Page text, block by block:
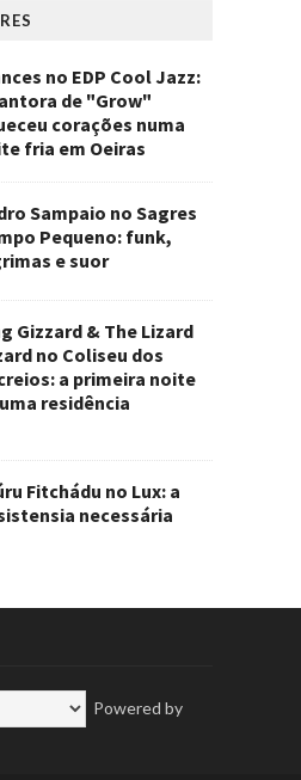
no EDP Cool Jazz:
de "Grow"
corações numa
fria em Oeiras
Sampaio no Sagres
Pequeno: funk,
e suor
Gizzard & The Lizard
no Coliseu dos
a primeira noite
residência
Fitchádu no Lux: a
necessária
Powered by